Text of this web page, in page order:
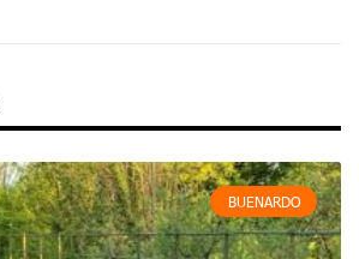
BUENARDO